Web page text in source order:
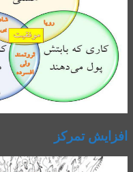
افزایش تمرکز